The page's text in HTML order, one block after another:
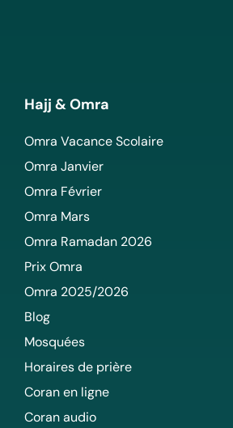
Hajj & Omra
Omra Vacance Scolaire
Omra Janvier
Omra Février
Omra Mars
Omra Ramadan 2026
Prix Omra
Omra 2025/2026
Blog
Mosquées
Horaires de prière
Coran en ligne
Coran audio